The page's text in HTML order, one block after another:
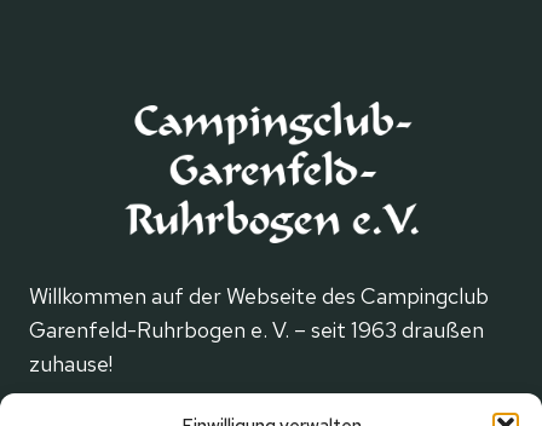
Willkommen auf der Webseite des Campingclub
Garenfeld-Ruhrbogen e. V. – seit 1963 draußen
zuhause!